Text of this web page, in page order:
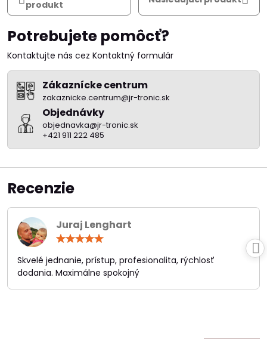
produkt
Potrebujete pomôcť?
Kontaktujte nás cez Kontaktný formulár
Zákaznícke centrum
zakaznicke.centrum@jr-tronic.sk
Objednávky
objednavka@jr-tronic.sk
+421 911 222 485
Recenzie
Juraj Lenghart
/
5
Skvelé jednanie, prístup, profesionalita, rýchlosť
dodania. Maximálne spokojný